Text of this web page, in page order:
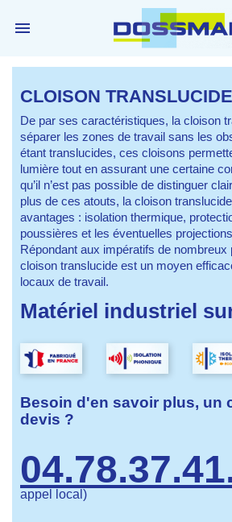

CLOISON TRANSLUCIDE
De par ses caractéristiques, la cloison
séparer les zones de travail sans les
étant translucides, ces cloisons
lumière tout en assurant une certaine
qu’il n’est pas possible de distinguer
plus de ces atouts, la cloison
avantages : isolation thermique,
poussières et les éventuelles
Répondant aux impératifs de nombreux
cloison translucide est un moyen
locaux de travail.
Matériel industriel
Besoin d'en savoir plus, un
devis ?
appel local)